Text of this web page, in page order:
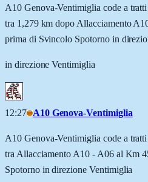
A10 Genova-Ventimiglia code a
tra 1,279 km dopo Allacciamento
prima di Svincolo Spotorno in
in direzione Ventimiglia
12:27 A10 Genova-Ventimiglia
A10 Genova-Ventimiglia code a
tra Allacciamento A10 - A06 al Km
Spotorno in direzione Ventimiglia